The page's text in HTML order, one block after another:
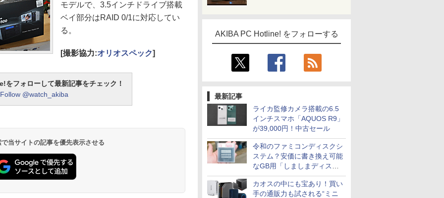
AKIBA PC Hotline! をフォローする
最新記事
ライカ監修カメラ搭載の6.5
インチスマホ「AQUOS R9」
が39,000円！中古セール
令和のファミコンディスクシ
ステム？安価に書き換え可能
なGB用「しましまディスク
システム」
カオスの中にも宝あり！買い
手の通販力も試される“ミニ
モデルで、3.5インチドライブ搭載
ベイ部分はRAID 0/1に対応してい
る。
[撮影協力:オリオスペック]
フォローして最新記事をチェック！
Follow @watch_akiba
当サイトの記事を優先表示させる